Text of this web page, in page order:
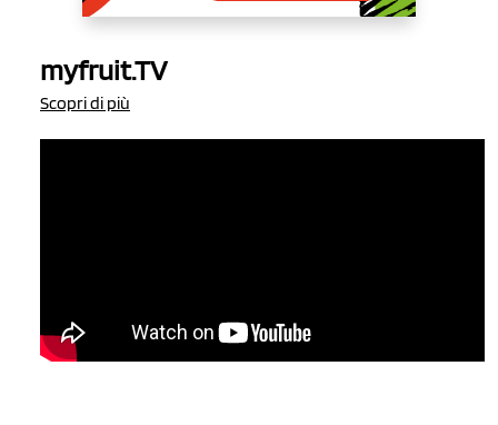
myfruit.TV
Scopri di più